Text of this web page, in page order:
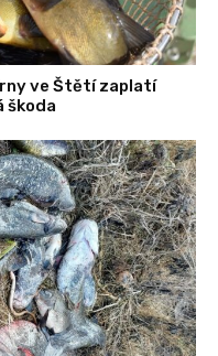
ve Štětí zaplatí
škoda